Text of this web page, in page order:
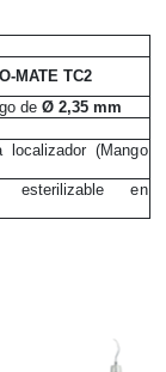
MATE TC2
de Ø 2,35 mm
(Mango
y esterilizable en